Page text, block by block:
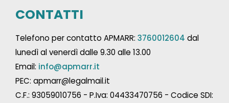
CONTATTI
Telefono per contatto APMARR: 3760012604 dal
lunedì al venerdì dalle 9.30 alle 13.00
Email: info@apmarr.it
PEC: apmarr@legalmail.it
C.F.: 93059010756 - P.Iva: 04433470756 - Codice SDI: